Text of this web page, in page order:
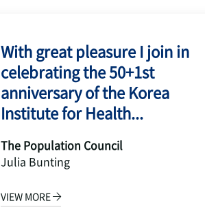
With great pleasure I join in
celebrating the 50+1st
anniversary of the Korea
Institute for Health...
The Population Council
Julia Bunting
VIEW MORE